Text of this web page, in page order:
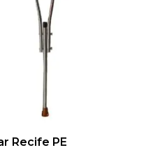
Recife PE